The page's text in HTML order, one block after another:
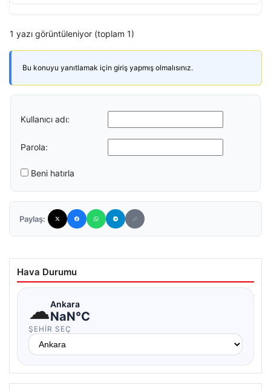
1 yazı görüntüleniyor (toplam 1)
Bu konuyu yanıtlamak için giriş yapmış olmalısınız.
Kullanıcı adı:
Parola:
Beni hatırla
Paylaş:
Hava Durumu
☁Ankara
NaN°C
ŞEHIR SEÇ